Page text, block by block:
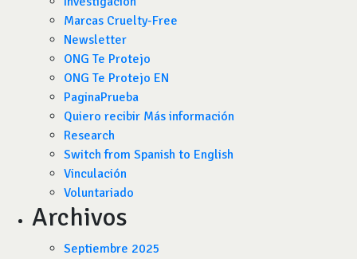
Marcas Cruelty-Free
Newsletter
ONG Te Protejo
ONG Te Protejo EN
PaginaPrueba
Quiero recibir Más información
Research
Switch from Spanish to English
Vinculación
Voluntariado
Archivos
Septiembre 2025